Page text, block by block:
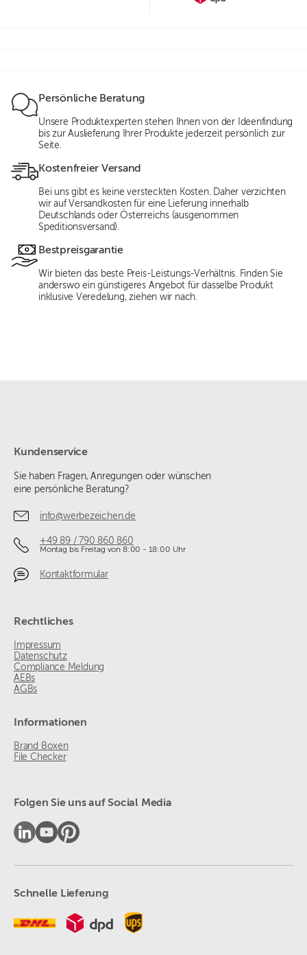
Persönliche Beratung
Unsere Produktexperten stehen Ihnen von der Ideenfindung
bis zur Auslieferung Ihrer Produkte jederzeit persönlich zur
Seite.
Kostenfreier Versand
Bei uns gibt es keine versteckten Kosten. Daher verzichten
wir auf Versandkosten für eine Lieferung innerhalb
Deutschlands oder Österreichs (ausgenommen
Speditionsversand).
Bestpreisgarantie
Wir bieten das beste Preis-Leistungs-Verhältnis. Finden Sie
anderswo ein günstigeres Angebot für dasselbe Produkt
inklusive Veredelung, ziehen wir nach.
Kundenservice
Sie haben Fragen, Anregungen oder wünschen
eine persönliche Beratung?
info@werbezeichen.de
+49 89 / 790 860 860
Montag bis Freitag von 8:00 - 18:00 Uhr
Kontaktformular
Rechtliches
Impressum
Datenschutz
Compliance Meldung
AEBs
AGBs
Informationen
Brand Boxen
File Checker
Folgen Sie uns auf Social Media
Schnelle Lieferung